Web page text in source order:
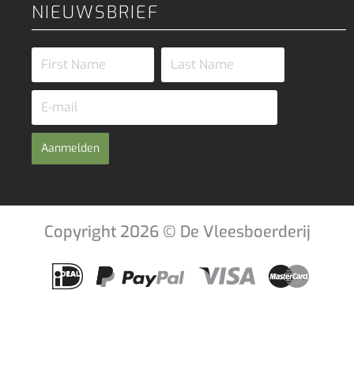
NIEUWSBRIEF
Aanmelden
Copyright 2026 © De Vleesboerderij